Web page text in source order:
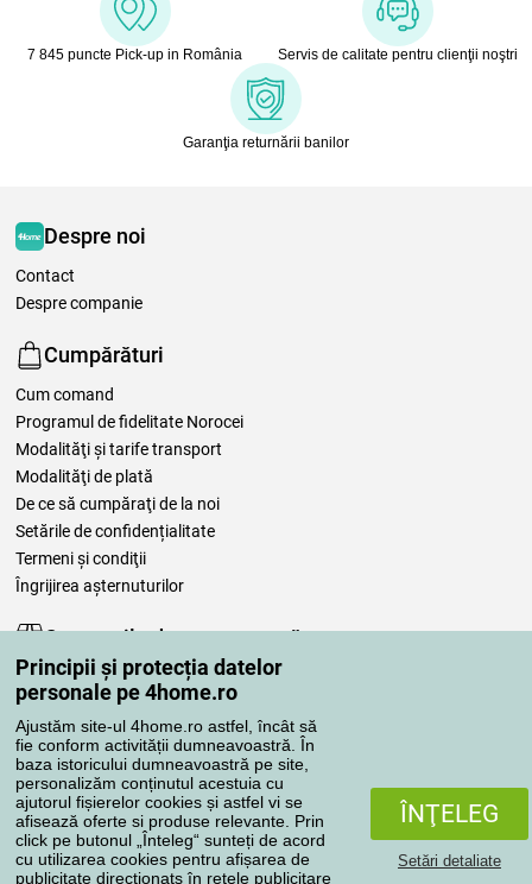
Principii și protecția datelor
personale pe 4home.ro
Ajustăm site-ul 4home.ro astfel, încât să
fie conform activității dumneavoastră. În
baza istoricului dumneavoastră pe site,
personalizăm conținutul acestuia cu
ajutorul fișierelor cookies și astfel vi se
afisează oferte si produse relevante. Prin
click pe butonul „Înteleg“ sunteți de acord
cu utilizarea cookies pentru afișarea de
publicitate direcționatș în rețele publicitare
ÎNŢELEG
Setări detaliate
7 845 puncte Pick-up in România Servis de calitate pentru clienţii noştri
Garanţia returnării banilor
Despre noi
Contact
Despre companie
Cumpărături
Cum comand
Programul de fidelitate Norocei
Modalităţi şi tarife transport
Modalităţi de plată
De ce să cumpăraţi de la noi
Setările de confidențialitate
Termeni şi condiţii
Îngrijirea așternuturilor
Comenzile dumneavoastră
Contul meu
Revizuirea comenzilor
Reclamaţii
Retragere de la contract
Regulile de procesare a recenziilor
Metode de transport